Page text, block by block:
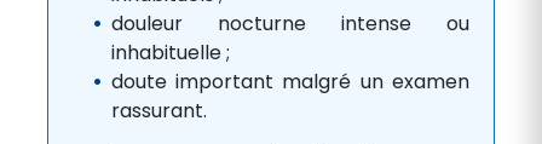
douleur nocturne intense ou
inhabituelle ;
doute important malgré un examen
rassurant.